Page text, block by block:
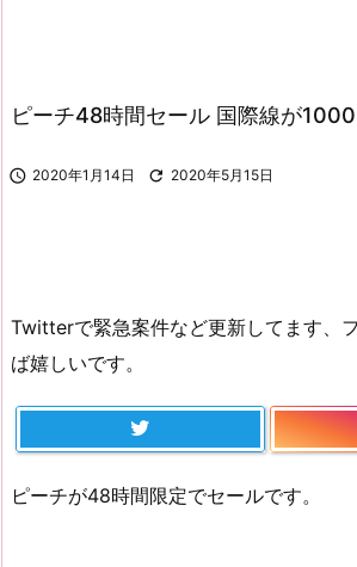
ピーチ48時間セール 国際線が1000
 2020年1月14日  2020年5月15日
Twitterで緊急案件など更新してます、
ば嬉しいです。
ピーチが48時間限定でセールです。